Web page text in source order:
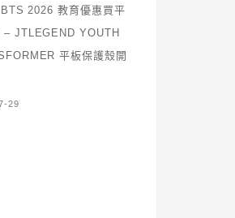
2026 教育優惠買平
– JTLEGEND YOUTH
平板保護殼開
29